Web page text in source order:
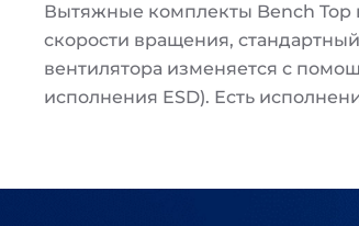
Вытяжные комплекты Bench Top
скорости вращения,
вентилятора изменяется с
исполнения ESD). Есть